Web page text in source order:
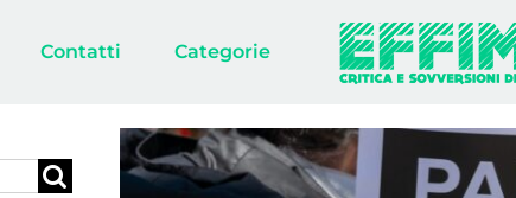
Contatti Categorie